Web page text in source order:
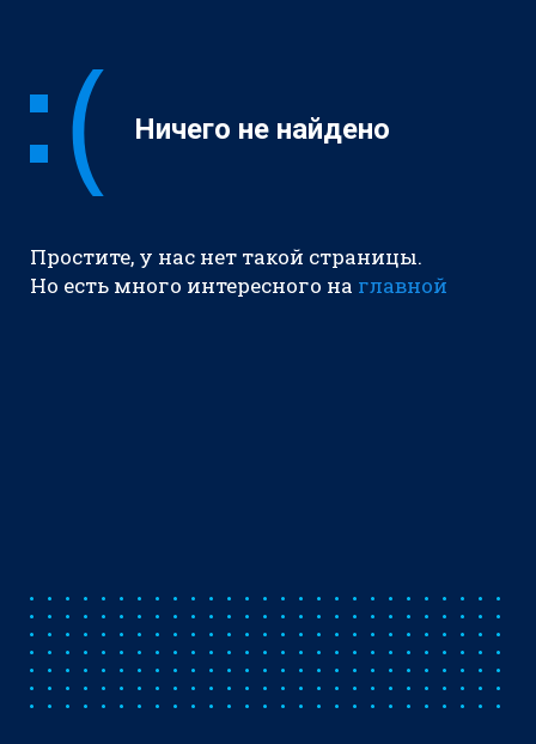
Ничего не найдено
Простите, у нас нет такой страницы.
Но есть много интересного на главной